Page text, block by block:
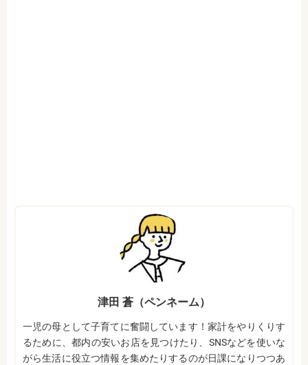
津田 蒼（ペンネーム）
一児の母として子育てに奮闘しています！家計をやりくりす
るために、都内の安いお店を見つけたり、SNSなどを使いな
がら生活に役立つ情報を集めたりするのが日課になりつつあ